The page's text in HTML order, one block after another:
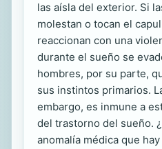
las aísla del exterior. Si
molestan o tocan el
reaccionan con una
durante el sueño se
hombres, por su parte,
sus instintos primarios.
embargo, es inmune a
del trastorno del sueño.
anomalía médica que